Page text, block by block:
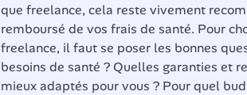
que freelance, cela reste vivement
remboursé de vos frais de santé. Pour
freelance, il faut se poser les bonnes
besoins de santé ? Quelles garanties et
mieux adaptés pour vous ? Pour quel